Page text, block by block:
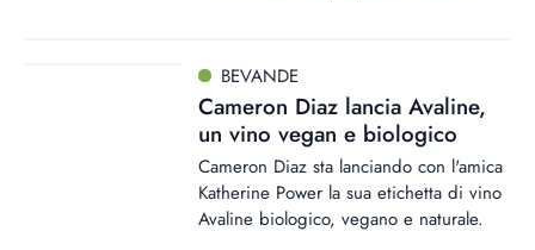
BEVANDE
Cameron Diaz lancia Avaline,
un vino vegan e biologico
Cameron Diaz sta lanciando con l'amica
Katherine Power la sua etichetta di vino
Avaline biologico, vegano e naturale.